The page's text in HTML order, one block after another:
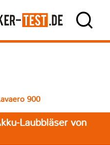
900
Laubbläser von